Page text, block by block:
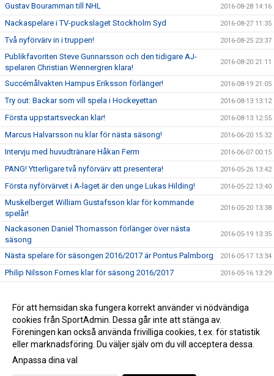
Gustav Bouramman till NHL 2016-08-28 14:16
Nackaspelare i TV-puckslaget Stockholm Syd 2016-08-27 11:35
Två nyförvärv in i truppen! 2016-08-25 23:37
Publikfavoriten Steve Gunnarsson och den tidigare AJ-
spelaren Christian Wennergren klara!
2016-08-20 21:11
Succémålvakten Hampus Eriksson förlänger! 2016-08-19 21:05
Try out: Backar som vill spela i Hockeyettan 2016-08-13 13:12
Första uppstartsveckan klar! 2016-08-13 12:55
Marcus Halvarsson nu klar för nästa säsong! 2016-06-20 15:32
Intervju med huvudtränare Håkan Ferm 2016-06-07 00:15
PANG! Ytterligare två nyförvärv att presentera! 2016-05-26 13:42
Första nyförvärvet i A-laget är den unge Lukas Hilding! 2016-05-22 13:40
Muskelberget William Gustafsson klar för kommande
spelår!
2016-05-20 13:38
Nackasonen Daniel Thomasson förlänger över nästa
säsong
2016-05-19 13:35
Nästa spelare för säsongen 2016/2017 är Pontus Palmborg 2016-05-17 13:34
Philip Nilsson Fornes klar för säsong 2016/2017 2016-05-16 13:29
Resumé av klubbens säsong 2015/16 2016-05-05 00:38
Ett stort tack och summering av säsongen 2015/2016 2016-04-01 22:02
För att hemsidan ska fungera korrekt använder vi nödvändiga
cookies från SportAdmin. Dessa går inte att stänga av.
Föreningen kan också använda frivilliga cookies, t.ex. för statistik
eller marknadsföring. Du väljer själv om du vill acceptera dessa.
Anpassa dina val